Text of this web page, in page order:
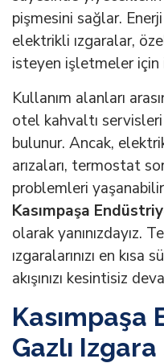
pişmesini sağlar.
elektrikli ızgaralar,
isteyen işletmeler için
Kullanım alanları
otel kahvaltı
bulunur. Ancak,
arızaları, termostat
problemleri
Kasımpaşa
olarak yanınızdayız.
ızgaralarınızı en
akışınızı kesintisiz
Kasımpaşa
Gazlı